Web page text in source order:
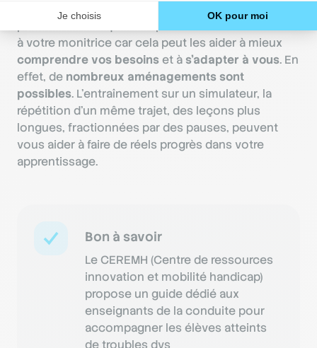
que vous êtes atteint de dyspraxie. Toutefois, il
peut être bénéfique d’en parler à votre moniteur ou
à votre monitrice car cela peut les aider à mieux
comprendre vos besoinset às’adapter à vous. En
effet, de nombreux aménagements sont
possibles. L’entraînement sur un simulateur, la
répétition d’un même trajet, des leçons plus
longues, fractionnées par des pauses, peuvent
vous aider à faire de réels progrès dans votre
apprentissage.
Bon à savoir
Le CEREMH (Centre de ressources
innovation et mobilité handicap)
propose un guide dédié aux
enseignants de la conduite pour
accompagner les élèves atteints
de troubles dys